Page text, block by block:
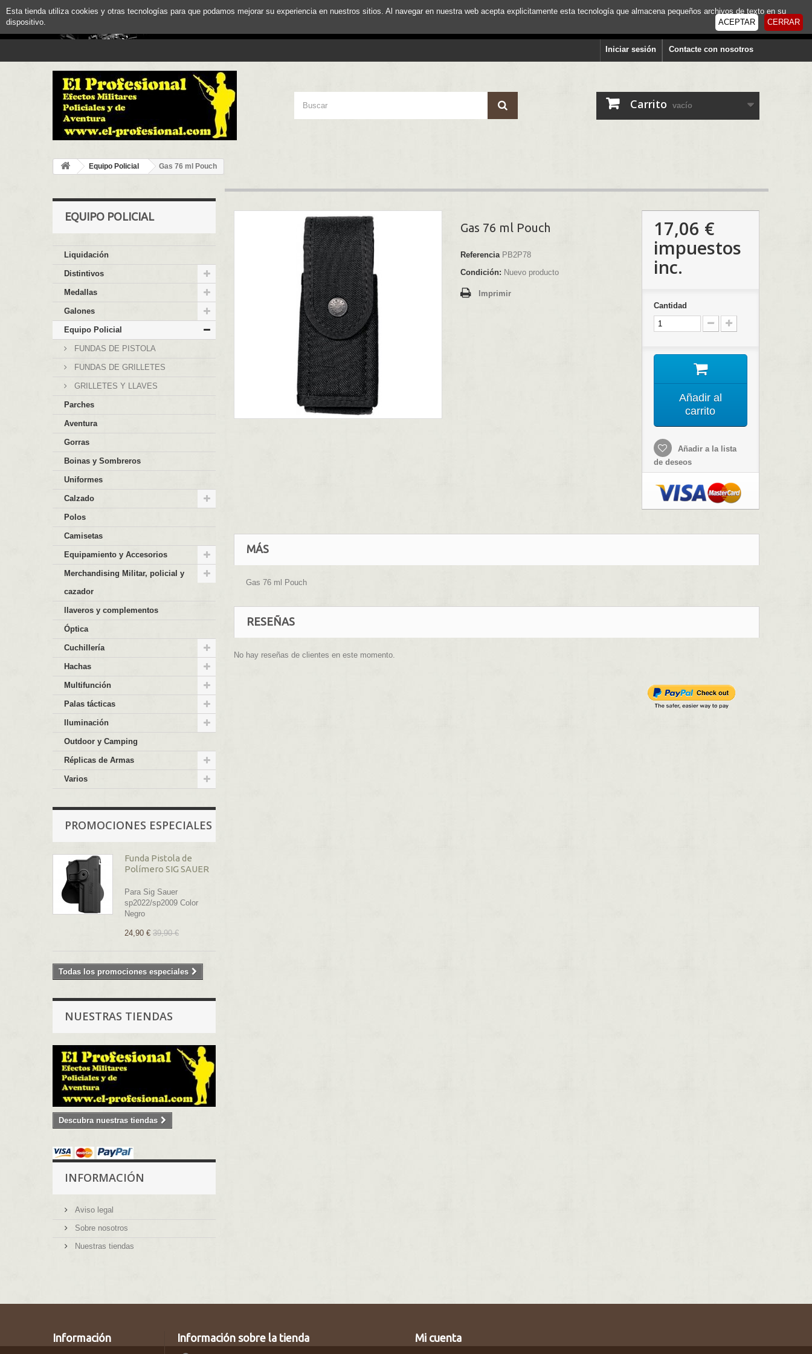
Contacte con nosotros
Iniciar sesión
Carrito vacío
Esta tienda utiliza cookies y otras tecnologías para que podamos mejorar su experiencia en nuestros sitios. Al navegar en nuestra web acepta explicitamente esta tecnología que almacena pequeños archivos de texto en su
dispositivo.
CERRAR
ACEPTAR
Equipo Policial Gas 76 ml Pouch
EQUIPO POLICIAL
Liquidación
Distintivos
Medallas
Galones
Equipo Policial
FUNDAS DE PISTOLA
FUNDAS DE GRILLETES
GRILLETES Y LLAVES
Parches
Aventura
Gorras
Boinas y Sombreros
Uniformes
Calzado
Polos
Camisetas
Equipamiento y Accesorios
Merchandising Militar, policial y
cazador
llaveros y complementos
Óptica
Cuchillería
Hachas
Multifunción
Palas tácticas
Iluminación
Outdoor y Camping
Réplicas de Armas
Varios
PROMOCIONES ESPECIALES
Funda Pistola de
Polímero SIG SAUER
Para Sig Sauer
sp2022/sp2009 Color
Negro
24,90 € 39,90 €
Todas los promociones especiales
NUESTRAS TIENDAS
Descubra nuestras tiendas
INFORMACIÓN
Aviso legal
Sobre nosotros
Nuestras tiendas
Gas 76 ml Pouch
Referencia PB2P78
Condición: Nuevo producto
Imprimir
17,06 €
impuestos
inc.
Cantidad
Añadir al
carrito
Añadir a la lista
de deseos
MÁS
Gas 76 ml Pouch
RESEÑAS
No hay reseñas de clientes en este momento.
Información Información sobre la tienda Mi cuenta